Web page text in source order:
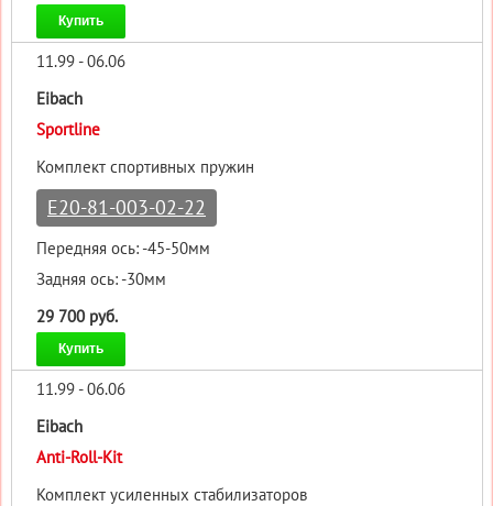
Купить
11.99 - 06.06
Eibach
Sportline
Комплект спортивных пружин
E20-81-003-02-22
Передняя ось: -45-50мм
Задняя ось: -30мм
29 700 руб.
Купить
11.99 - 06.06
Eibach
Anti-Roll-Kit
Комплект усиленных стабилизаторов